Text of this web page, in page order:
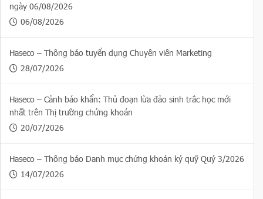
ngày 06/08/2026
06/08/2026
Haseco – Thông báo tuyển dụng Chuyên viên Marketing
28/07/2026
Haseco – Cảnh báo khẩn: Thủ đoạn lừa đảo sinh trắc học mới
nhất trên Thị trường chứng khoán
20/07/2026
Haseco – Thông báo Danh mục chứng khoán ký quỹ Quý 3/2026
14/07/2026